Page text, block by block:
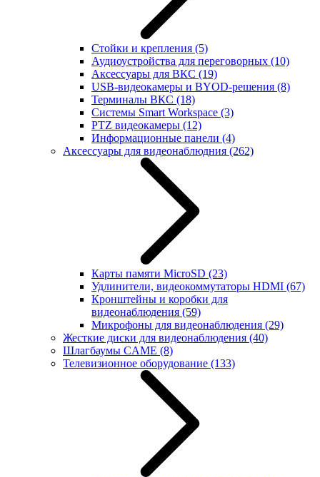
Стойки и крепления (5)
Аудиоустройства для переговорных (10)
Аксессуары для ВКС (19)
USB-видеокамеры и BYOD-решения (8)
Терминалы ВКС (18)
Системы Smart Workspace (3)
PTZ видеокамеры (12)
Информационные панели (4)
Аксессуары для видеонаблюдния (262)
Карты памяти MicroSD (23)
Удлинители, видеокоммутаторы HDMI (67)
Кронштейны и коробки для
видеонаблюдения (59)
Микрофоны для видеонаблюдения (29)
Жесткие диски для видеонаблюдения (40)
Шлагбаумы CAME (8)
Телевизионное оборудование (133)